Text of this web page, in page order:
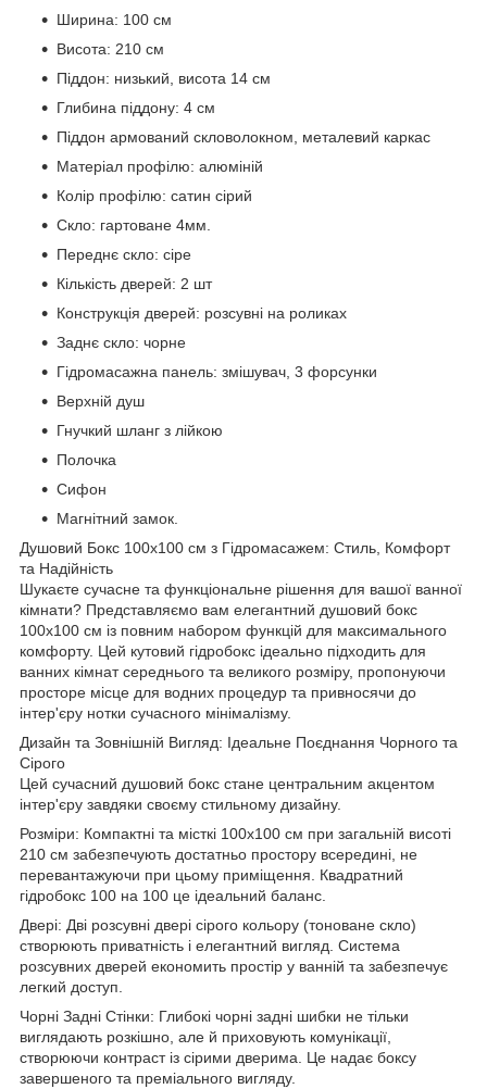
Ширина: 100 см
Висота: 210 см
Піддон: низький, висота 14 см
Глибина піддону: 4 см
Піддон армований скловолокном, металевий каркас
Матеріал профілю: алюміній
Колір профілю: сатин сірий
Скло: гартоване 4мм.
Переднє скло: сіре
Кількість дверей: 2 шт
Конструкція дверей: розсувні на роликах
Заднє скло: чорне
Гідромасажна панель: змішувач, 3 форсунки
Верхній душ
Гнучкий шланг з лійкою
Полочка
Сифон
Магнітний замок.
Душовий Бокс 100х100 см з Гідромасажем: Стиль, Комфорт
та Надійність
Шукаєте сучасне та функціональне рішення для вашої ванної
кімнати? Представляємо вам елегантний душовий бокс
100х100 см із повним набором функцій для максимального
комфорту. Цей кутовий гідробокс ідеально підходить для
ванних кімнат середнього та великого розміру, пропонуючи
просторе місце для водних процедур та привносячи до
інтер'єру нотки сучасного мінімалізму.
Дизайн та Зовнішній Вигляд: Ідеальне Поєднання Чорного та
Сірого
Цей сучасний душовий бокс стане центральним акцентом
інтер'єру завдяки своєму стильному дизайну.
Розміри: Компактні та місткі 100х100 см при загальній висоті
210 см забезпечують достатньо простору всередині, не
перевантажуючи при цьому приміщення. Квадратний
гідробокс 100 на 100 це ідеальний баланс.
Двері: Дві розсувні двері сірого кольору (тоноване скло)
створюють приватність і елегантний вигляд. Система
розсувних дверей економить простір у ванній та забезпечує
легкий доступ.
Чорні Задні Стінки: Глибокі чорні задні шибки не тільки
виглядають розкішно, але й приховують комунікації,
створюючи контраст із сірими дверима. Це надає боксу
завершеного та преміального вигляду.